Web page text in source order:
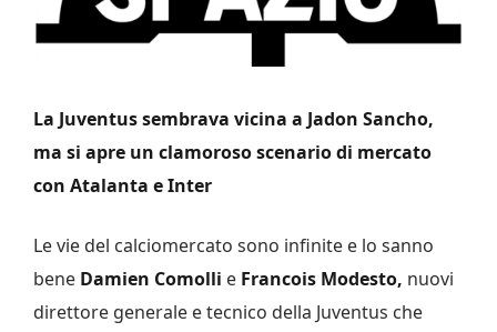
La Juventus sembrava vicina a Jadon Sancho,
ma si apre un clamoroso scenario di mercato
con Atalanta e Inter
Le vie del calciomercato sono infinite e lo sanno
bene Damien Comolli e Francois Modesto, nuovi
direttore generale e tecnico della Juventus che